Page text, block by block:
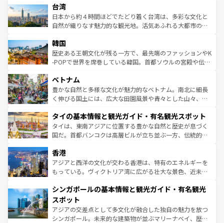
人々、おいしいローカルフードやハワイアンミュージッ
ク、伝統的なフラダンスなど、すべてがハワイの魅力を彩
っている。訪れるたびに新しい発見と感動が待っているハ
はコンテンツ一覧
リアリーフや大陸中央部にそびえるウルル（エアーズロッ
ク）、タスマニアの美しい原生林やケアンズの熱帯雨林な
ど、見どころがたくさん。また、カフェやワイン、オージ
いる。アクティビティも充実しており、サーフィンやダイ
ビング、ハイキングなど、アウトドア好きにはたまらな
い。オーストラリアの多彩な魅力を存分に味わいつくそ
参照してほしい。
台湾
日本から約４時間ほどでたどり着く台湾は、多彩な文化と
自然が織りなす魅力的な観光地。活気あふれる大都市の台
ン）、静ひつな山岳地帯である台湾東部など、都市の喧騒
と山間の静けさが共存しており、訪れる人に新しい発見と
驚きをもたらしてくれる。また、奥深い台湾の食文化も魅
容にもいいと評判のスイーツなど、バラエティ豊かな料理
が味わえる。 なお、新着の台湾情報は コンテンツ一覧を参
照してほしい。
韓国
歴史ある王朝文化が残る一方で、最先端のファッションやK
-POPで世界を席巻している韓国。首都ソウルの宮殿や伝統
き、地方に足を延ばせば四季折々の自然美を楽しむことが
できる。そして、キムチや焼肉、絶品のストリートフード
まで、さまざまな韓国料理が待っている。夜には、韓国な
リティに包まれながら、韓国の多彩な魅力を心ゆくまで味
わってみてほしい。 なお、新着の韓国情報はコンテンツ一
覧を参照してほしい。
ベトナム
豊かな自然と多様な文化が魅力的なベトナム。南北に細長
く伸びる国土には、広大な田園風景や青々とした山々、世
急速な発展と共に伝統が息づく。ハノイの古い町並みやホ
ーチミン市のフランス統治時代の建物も、独特の雰囲気を
醸し出している。また、バラエティの豊かさとおいしさで
とつ。フォーやバインミー、ベトナムコーヒーなどは、ぜ
ひ現地で味わいたい。どの地域を訪れてもあたたかい人々
が旅行者を迎えてくれるので、きっと忘れられない旅にな
参照してほしい。
タイの基本情報と観光ガイド・有名観光スポット
タイは、東南アジアに位置する豊かな自然と歴史が息づく
国だ。首都バンコクは高層ビルが立ち並ぶ一方、伝統的な
の活気が交差している。北部ではチェンマイなどの山岳地
帯で自然と触れ合い、南部ではプーケットやクラビの美し
いビーチでリゾート気分を楽しむことができる。タイ料理
激する。気候は一年中温暖で、どの季節にも異なる楽しみ
が待っている。親しみやすいタイの人々、仏教を中心とし
た文化、そして多様な観光資源が、訪れる旅人を魅了し続
ける。 なお、新着のタイ情報はコンテンツ一覧を参照して
香港
アジアと西洋の文化が交わる香港は、特有のエネルギーを
もっている。ヴィクトリア湾に広がる壮大な景色、近未来
み、どこを訪れても感動するはず。観光スポットが密集し
ており、効率よく見どころを回れるのも魅力。息をのむよ
うな絶景から文化的な体験まで、香港を存分に楽しみ尽く
そう。 なお、新着の香港情報はコンテンツ一覧を参照して
シンガポールの基本情報と観光ガイド・有名観光
スポット
アジアの交差点として多文化が融合した独自の魅力を放つ
シンガポール。未来的な建築物が並ぶマリーナベイ、歴史